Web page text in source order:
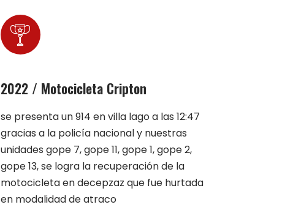
2022 / Motocicleta Cripton
se presenta un 914 en villa lago a las 12:47
gracias a la policía nacional y nuestras
unidades gope 7, gope 11, gope 1, gope 2,
gope 13, se logra la recuperación de la
motocicleta en decepzaz que fue hurtada
en modalidad de atraco